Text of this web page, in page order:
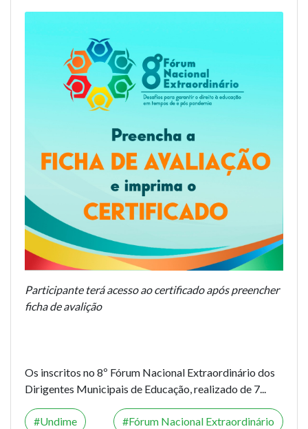
Participante terá acesso ao certificado após preencher
ficha de avalição
Os inscritos no 8º Fórum Nacional Extraordinário dos
Dirigentes Municipais de Educação, realizado de 7...
Undime Fórum Nacional Extraordinário